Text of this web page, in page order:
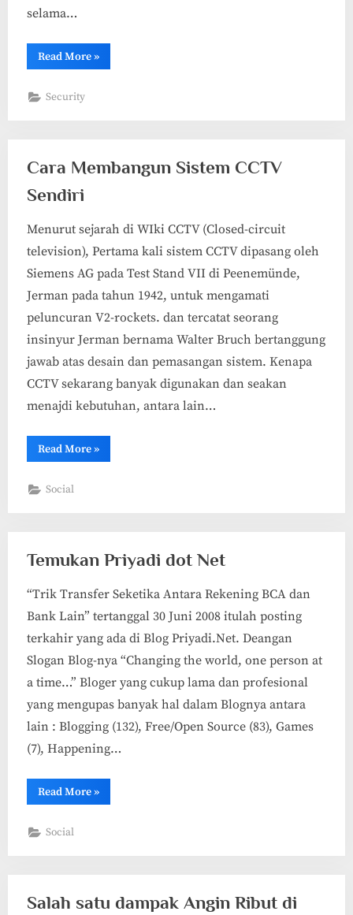
selama…
Read More“Hacking
di
»
Security
Cara Membangun Sistem CCTV
Sendiri
Menurut sejarah di WIki CCTV (Closed-circuit
television), Pertama kali sistem CCTV dipasang oleh
Siemens AG pada Test Stand VII di Peenemünde,
Jerman pada tahun 1942, untuk mengamati
peluncuran V2-rockets. dan tercatat seorang
insinyur Jerman bernama Walter Bruch bertanggung
jawab atas desain dan pemasangan sistem. Kenapa
CCTV sekarang banyak digunakan dan seakan
menajdi kebutuhan, antara lain…
Read More“Cara
Membangun
»
Social
Temukan Priyadi dot Net
“Trik Transfer Seketika Antara Rekening BCA dan
Bank Lain” tertanggal 30 Juni 2008 itulah posting
terkahir yang ada di Blog Priyadi.Net. Deangan
Slogan Blog-nya “Changing the world, one person at
a time…” Bloger yang cukup lama dan profesional
yang mengupas banyak hal dalam Blognya antara
lain : Blogging (132), Free/Open Source (83), Games
(7), Happening…
Read More“Temukan
Priyadi
»
Social
Salah satu dampak Angin Ribut di